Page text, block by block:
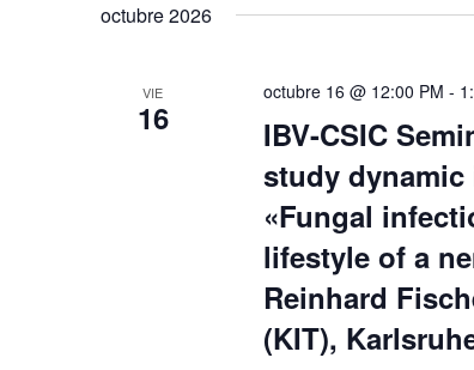
octubre 2026
VIE
16
IBV-CSIC
study
«Fungal
lifestyle of a
Reinhard
(KIT),
octubre 16 @ 12:00 PM -